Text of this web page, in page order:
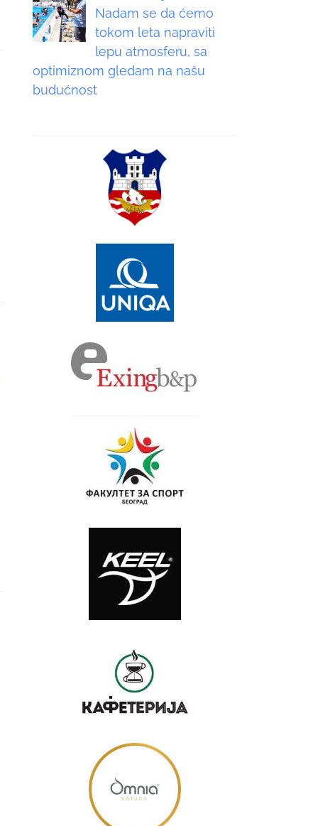
Nadam se da ćemo
tokom leta napraviti
lepu atmosferu, sa
optimiznom gledam na našu
budućnost